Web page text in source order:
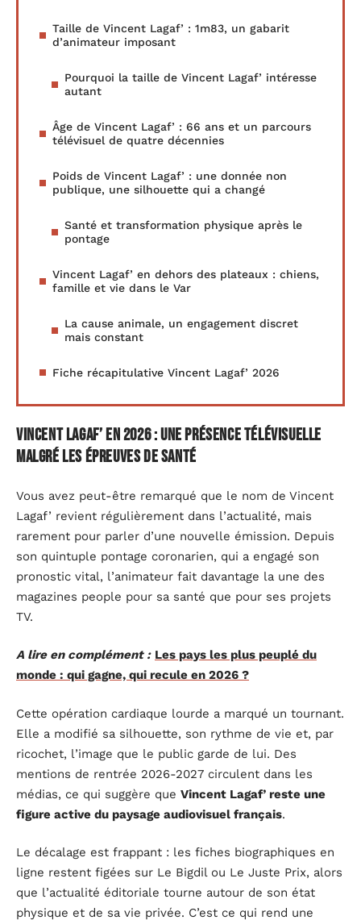
Taille de Vincent Lagaf’ : 1m83, un gabarit
d’animateur imposant
Pourquoi la taille de Vincent Lagaf’ intéresse
autant
Âge de Vincent Lagaf’ : 66 ans et un parcours
télévisuel de quatre décennies
Poids de Vincent Lagaf’ : une donnée non
publique, une silhouette qui a changé
Santé et transformation physique après le
pontage
Vincent Lagaf’ en dehors des plateaux : chiens,
famille et vie dans le Var
La cause animale, un engagement discret
mais constant
Fiche récapitulative Vincent Lagaf’ 2026
Vincent Lagaf’ en 2026 : une présence télévisuelle
malgré les épreuves de santé
Vous avez peut-être remarqué que le nom de Vincent
Lagaf’ revient régulièrement dans l’actualité, mais
rarement pour parler d’une nouvelle émission. Depuis
son quintuple pontage coronarien, qui a engagé son
pronostic vital, l’animateur fait davantage la une des
magazines people pour sa santé que pour ses projets
TV.
A lire en complément : Les pays les plus peuplé du
monde : qui gagne, qui recule en 2026 ?
Cette opération cardiaque lourde a marqué un tournant.
Elle a modifié sa silhouette, son rythme de vie et, par
ricochet, l’image que le public garde de lui. Des
mentions de rentrée 2026-2027 circulent dans les
médias, ce qui suggère que Vincent Lagaf’ reste une
figure active du paysage audiovisuel français.
Le décalage est frappant : les fiches biographiques en
ligne restent figées sur Le Bigdil ou Le Juste Prix, alors
que l’actualité éditoriale tourne autour de son état
physique et de sa vie privée. C’est ce qui rend une